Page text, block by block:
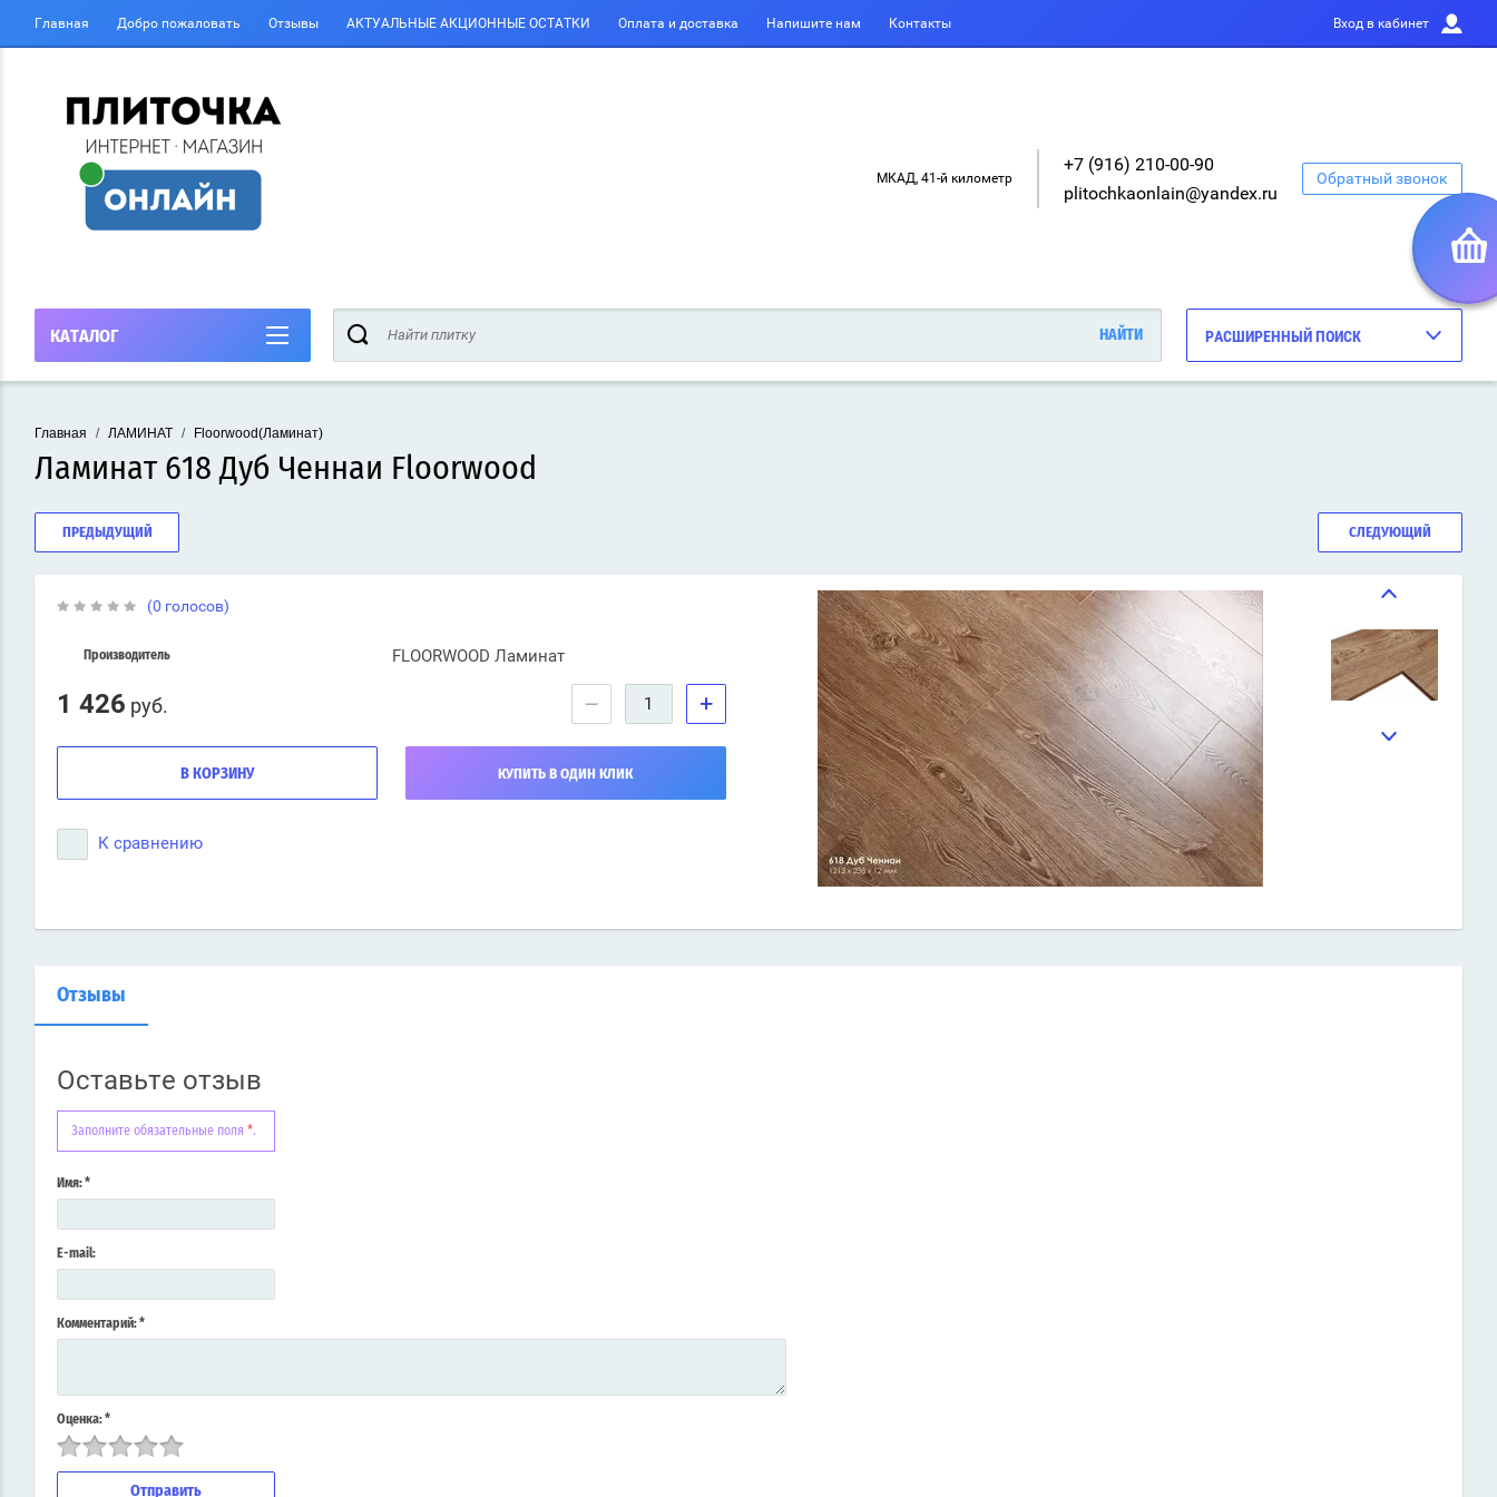
Главная Добро пожаловать Отзывы АКТУАЛЬНЫЕ АКЦИОННЫЕ ОСТАТКИ Оплата и доставка Напишите нам Контакты Вход в кабинет
МКАД, 41-й километр
+7 (916) 210-00-90
plitochkaonlain@yandex.ru
Обратный звонок
КАТАЛОГ РАСШИРЕННЫЙ ПОИСК
Главная / ЛАМИНАТ / Floorwood(Ламинат)
Ламинат 618 Дуб Ченнаи Floorwood
ПРЕДЫДУЩИЙ СЛЕДУЮЩИЙ
(0 голосов)
Производитель FLOORWOOD Ламинат
1 426 руб. − +
В КОРЗИНУ КУПИТЬ В ОДИН КЛИК
К сравнению
Отзывы
Оставьте отзыв
Заполните обязательные поля *.
Имя:*
E-mail:
Комментарий:*
Оценка:*